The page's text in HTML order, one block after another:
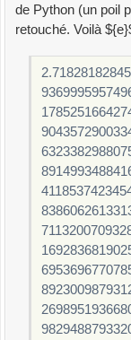
de Python (un poil
retouché. Voilà